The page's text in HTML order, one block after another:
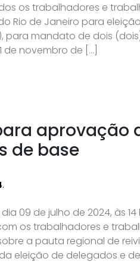
os trabalhadores e
do Rio de Janeiro para
para mandato de dois
de novembro de […]
aprovação
de base
.
09 de julho de 2024, às
os trabalhadores e
a pauta regional de
eleição de delegados e